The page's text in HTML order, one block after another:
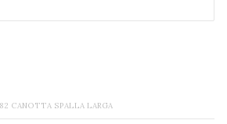
CANOTTA SPALLA LARGA